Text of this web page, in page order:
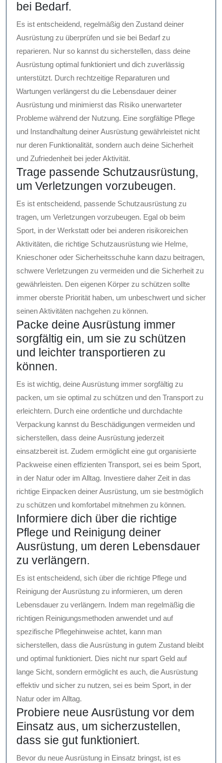
bei Bedarf.
Es ist entscheidend, regelmäßig den Zustand deiner
Ausrüstung zu überprüfen und sie bei Bedarf zu
reparieren. Nur so kannst du sicherstellen, dass deine
Ausrüstung optimal funktioniert und dich zuverlässig
unterstützt. Durch rechtzeitige Reparaturen und
Wartungen verlängerst du die Lebensdauer deiner
Ausrüstung und minimierst das Risiko unerwarteter
Probleme während der Nutzung. Eine sorgfältige Pflege
und Instandhaltung deiner Ausrüstung gewährleistet nicht
nur deren Funktionalität, sondern auch deine Sicherheit
und Zufriedenheit bei jeder Aktivität.
Trage passende Schutzausrüstung,
um Verletzungen vorzubeugen.
Es ist entscheidend, passende Schutzausrüstung zu
tragen, um Verletzungen vorzubeugen. Egal ob beim
Sport, in der Werkstatt oder bei anderen risikoreichen
Aktivitäten, die richtige Schutzausrüstung wie Helme,
Knieschoner oder Sicherheitsschuhe kann dazu beitragen,
schwere Verletzungen zu vermeiden und die Sicherheit zu
gewährleisten. Den eigenen Körper zu schützen sollte
immer oberste Priorität haben, um unbeschwert und sicher
seinen Aktivitäten nachgehen zu können.
Packe deine Ausrüstung immer
sorgfältig ein, um sie zu schützen
und leichter transportieren zu
können.
Es ist wichtig, deine Ausrüstung immer sorgfältig zu
packen, um sie optimal zu schützen und den Transport zu
erleichtern. Durch eine ordentliche und durchdachte
Verpackung kannst du Beschädigungen vermeiden und
sicherstellen, dass deine Ausrüstung jederzeit
einsatzbereit ist. Zudem ermöglicht eine gut organisierte
Packweise einen effizienten Transport, sei es beim Sport,
in der Natur oder im Alltag. Investiere daher Zeit in das
richtige Einpacken deiner Ausrüstung, um sie bestmöglich
zu schützen und komfortabel mitnehmen zu können.
Informiere dich über die richtige
Pflege und Reinigung deiner
Ausrüstung, um deren Lebensdauer
zu verlängern.
Es ist entscheidend, sich über die richtige Pflege und
Reinigung der Ausrüstung zu informieren, um deren
Lebensdauer zu verlängern. Indem man regelmäßig die
richtigen Reinigungsmethoden anwendet und auf
spezifische Pflegehinweise achtet, kann man
sicherstellen, dass die Ausrüstung in gutem Zustand bleibt
und optimal funktioniert. Dies nicht nur spart Geld auf
lange Sicht, sondern ermöglicht es auch, die Ausrüstung
effektiv und sicher zu nutzen, sei es beim Sport, in der
Natur oder im Alltag.
Probiere neue Ausrüstung vor dem
Einsatz aus, um sicherzustellen,
dass sie gut funktioniert.
Bevor du neue Ausrüstung in Einsatz bringst, ist es